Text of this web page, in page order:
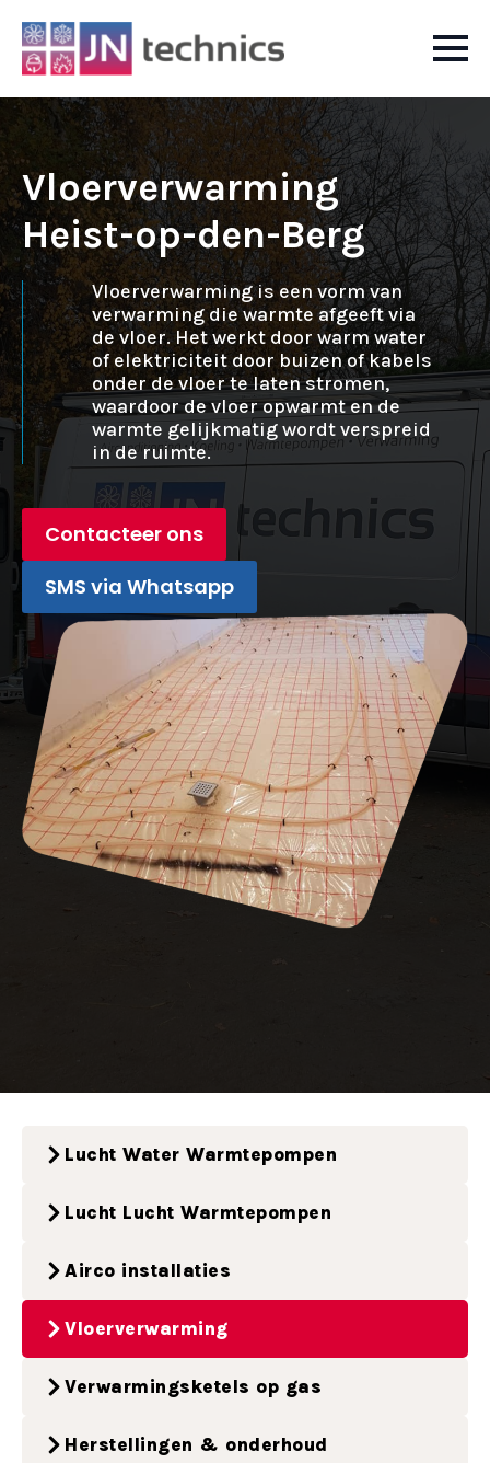
Vloerverwarming
Heist-op-den-Berg
Vloerverwarming is een vorm van
verwarming die warmte afgeeft via
de vloer. Het werkt door warm water
of elektriciteit door buizen of kabels
onder de vloer te laten stromen,
waardoor de vloer opwarmt en de
warmte gelijkmatig wordt verspreid
in de ruimte.
Contacteer ons
SMS via Whatsapp
Lucht Water Warmtepompen
Lucht Lucht Warmtepompen
Airco installaties
Vloerverwarming
Verwarmingsketels op gas
Herstellingen & onderhoud